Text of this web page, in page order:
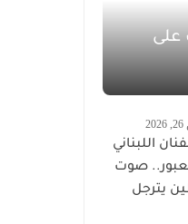
على
اللبناني
صوت
يترجل